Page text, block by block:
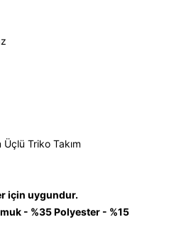
Triko Takım
için uygundur.
- %35 Polyester - %15